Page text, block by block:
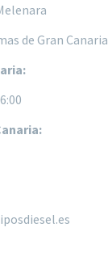
de Gran Canaria